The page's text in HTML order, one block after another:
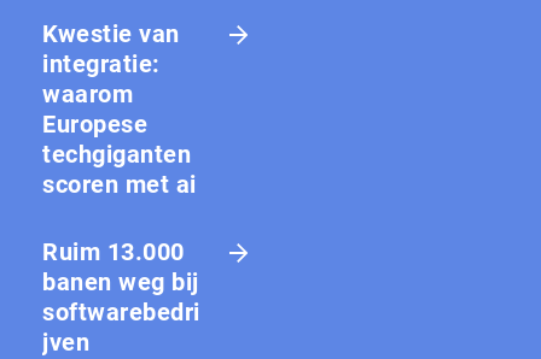
Kwestie van
integratie:
waarom
Europese
techgiganten
scoren met ai
Ruim 13.000
banen weg bij
softwarebedri
jven